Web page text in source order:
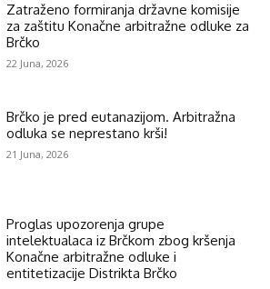
Zatraženo formiranja državne komisije
za zaštitu Konačne arbitražne odluke za
Brčko
22 Juna, 2026
Brčko je pred eutanazijom. Arbitražna
odluka se neprestano krši!
21 Juna, 2026
Proglas upozorenja grupe
intelektualaca iz Brčkom zbog kršenja
Konačne arbitražne odluke i
entitetizacije Distrikta Brčko